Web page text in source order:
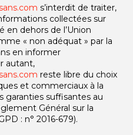
s’interdit de traiter,
collectées sur
en dehors de l’Union
« non adéquat » par la
en informer
autant,
reste libre du choix
et commerciaux à la
garanties suffisantes au
Général sur la
: n° 2016-679).